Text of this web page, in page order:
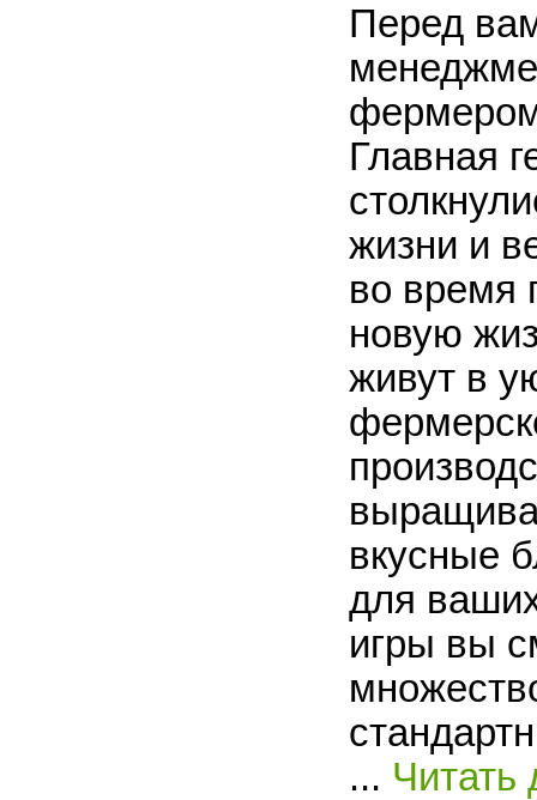
Перед
Главная
жизни и
во время
новую
живут в
вкусные
для
игры вы
... Читать